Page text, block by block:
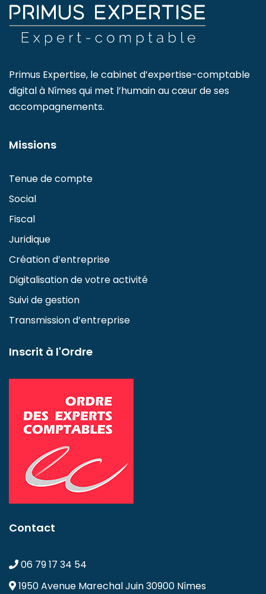
Primus Expertise, le cabinet d’expertise-comptable
digital à Nîmes qui met l’humain au cœur de ses
accompagnements.
Missions
Tenue de compte
Social
Fiscal
Juridique
Création d’entreprise
Digitalisation de votre activité
Suivi de gestion
Transmission d’entreprise
Inscrit à l'Ordre
Contact
06 79 17 34 54
1950 Avenue Marechal Juin30900 Nîmes